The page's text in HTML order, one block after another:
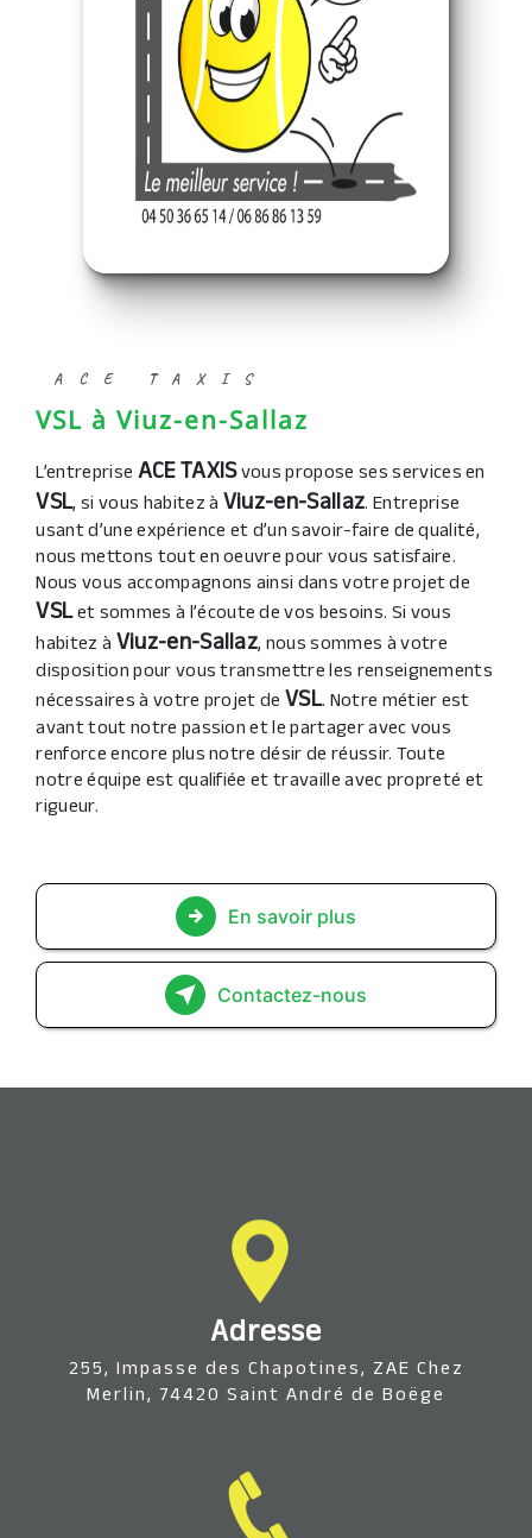
ACE TAXIS
VSL à Viuz-en-Sallaz
L’entrepriseACE TAXISvous propose ses services en
VSL, si vous habitez àViuz-en-Sallaz. Entreprise
usant d’une expérience et d’un savoir-faire de qualité,
nous mettons tout en oeuvre pour vous satisfaire.
Nous vous accompagnons ainsi dans votre projet de
VSLet sommes à l’écoute de vos besoins. Si vous
habitez àViuz-en-Sallaz, nous sommes à votre
disposition pour vous transmettre les renseignements
nécessaires à votre projet deVSL. Notre métier est
avant tout notre passion et le partager avec vous
renforce encore plus notre désir de réussir. Toute
notre équipe est qualifiée et travaille avec propreté et
rigueur.
En savoir plus
Contactez-nous
Adresse
255, Impasse des Chapotines, ZAE Chez
Merlin, 74420 Saint André de Boëge